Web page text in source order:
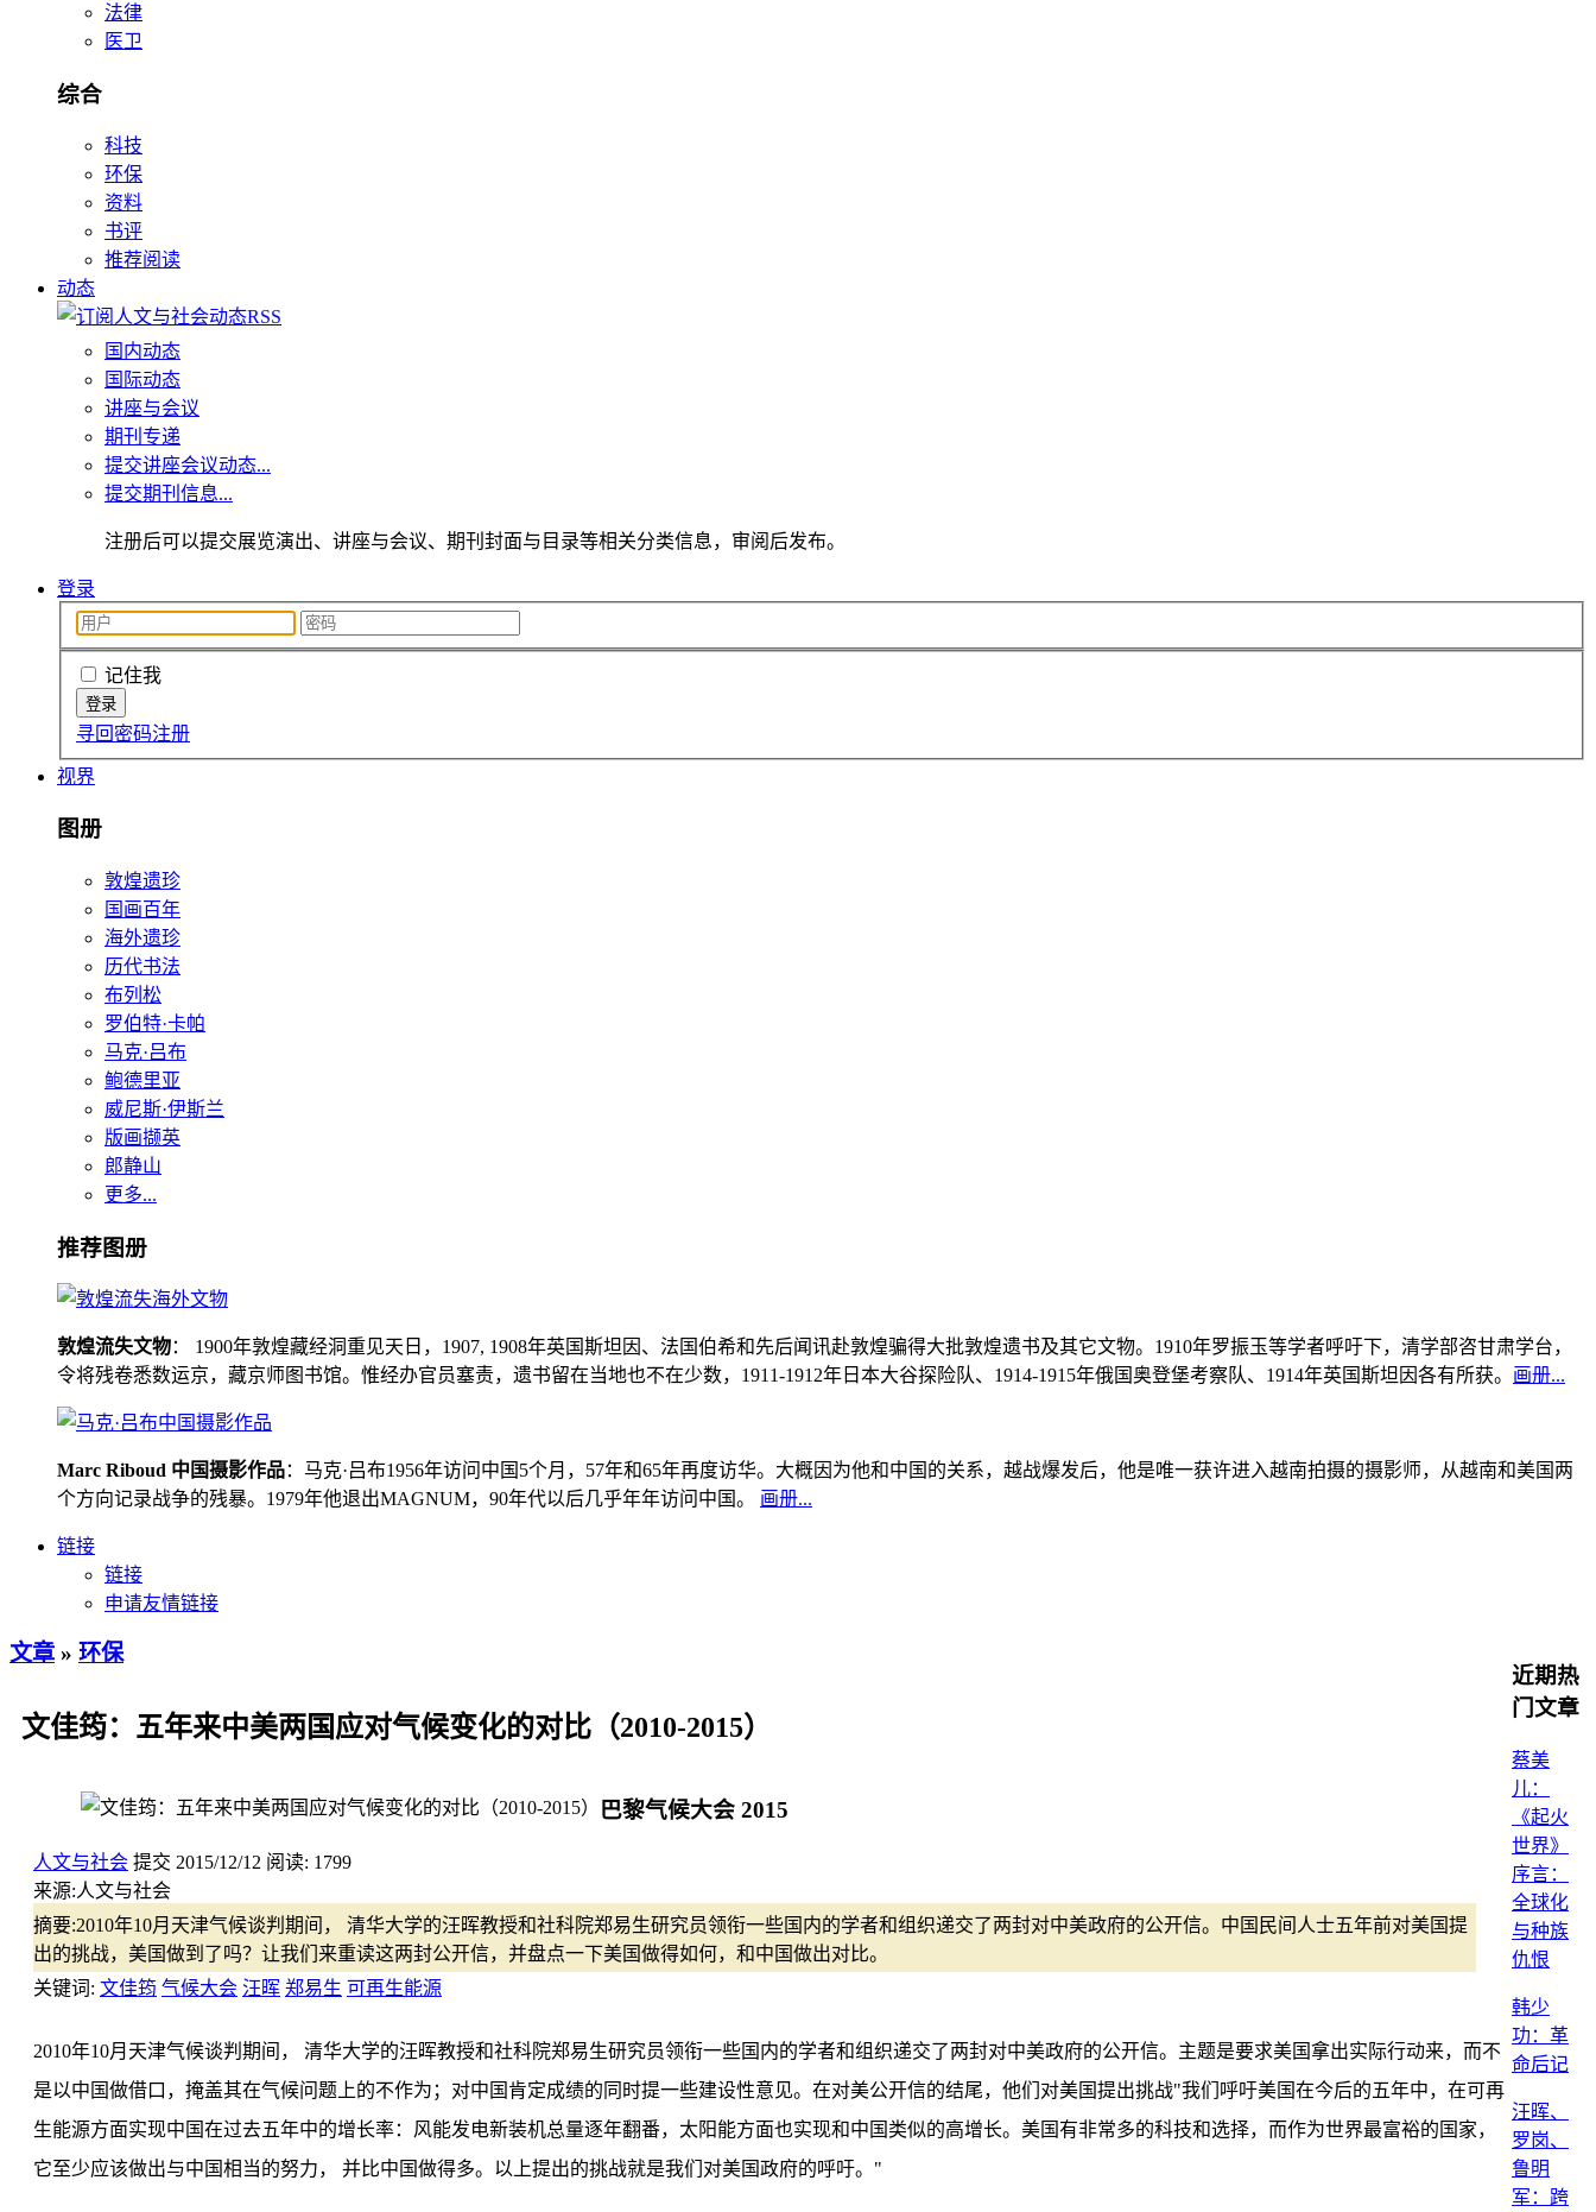
法律
医卫
综合
科技
环保
资料
书评
推荐阅读
动态
国内动态
国际动态
讲座与会议
期刊专递
提交讲座会议动态...
提交期刊信息...
注册后可以提交展览演出、讲座与会议、期刊封面与目录等相关分类信息，审阅后发布。
登录
记住我
寻回密码注册
视界
图册
敦煌遗珍
国画百年
海外遗珍
历代书法
布列松
罗伯特·卡帕
马克·吕布
鲍德里亚
威尼斯·伊斯兰
版画撷英
郎静山
更多...
推荐图册
敦煌流失文物： 1900年敦煌藏经洞重见天日，1907, 1908年英国斯坦因、法国伯希和先后闻讯赴敦煌骗得大批敦煌遗书及其它文物。1910年罗振玉等学者呼吁下，清学部咨甘肃学台，
令将残卷悉数运京，藏京师图书馆。惟经办官员塞责，遗书留在当地也不在少数，1911-1912年日本大谷探险队、1914-1915年俄国奥登堡考察队、1914年英国斯坦因各有所获。 画册...
Marc Riboud 中国摄影作品：马克·吕布1956年访问中国5个月，57年和65年再度访华。大概因为他和中国的关系，越战爆发后，他是唯一获许进入越南拍摄的摄影师，从越南和美国两
个方向记录战争的残暴。1979年他退出MAGNUM，90年代以后几乎年年访问中国。 画册...
链接
链接
申请友情链接
文章 » 环保
文佳筠：五年来中美两国应对气候变化的对比（2010-2015）
巴黎气候大会 2015
人文与社会 提交 2015/12/12 阅读: 1799
来源:人文与社会
摘要:2010年10月天津气候谈判期间， 清华大学的汪晖教授和社科院郑易生研究员领衔一些国内的学者和组织递交了两封对中美政府的公开信。中国民间人士五年前对美国提
出的挑战，美国做到了吗？让我们来重读这两封公开信，并盘点一下美国做得如何，和中国做出对比。
关键词: 文佳筠 气候大会 汪晖 郑易生 可再生能源
2010年10月天津气候谈判期间， 清华大学的汪晖教授和社科院郑易生研究员领衔一些国内的学者和组织递交了两封对中美政府的公开信。主题是要求美国拿出实际行动来，而不
是以中国做借口，掩盖其在气候问题上的不作为；对中国肯定成绩的同时提一些建设性意见。在对美公开信的结尾，他们对美国提出挑战"我们呼吁美国在今后的五年中，在可再
生能源方面实现中国在过去五年中的增长率：风能发电新装机总量逐年翻番，太阳能方面也实现和中国类似的高增长。美国有非常多的科技和选择，而作为世界最富裕的国家，
它至少应该做出与中国相当的努力， 并比中国做得多。以上提出的挑战就是我们对美国政府的呼吁。"
近期热
门文章
蔡美
儿：
《起火
世界》
序言：
全球化
与种族
仇恨
韩少
功：革
命后记
汪晖、
罗岗、
鲁明
军：跨